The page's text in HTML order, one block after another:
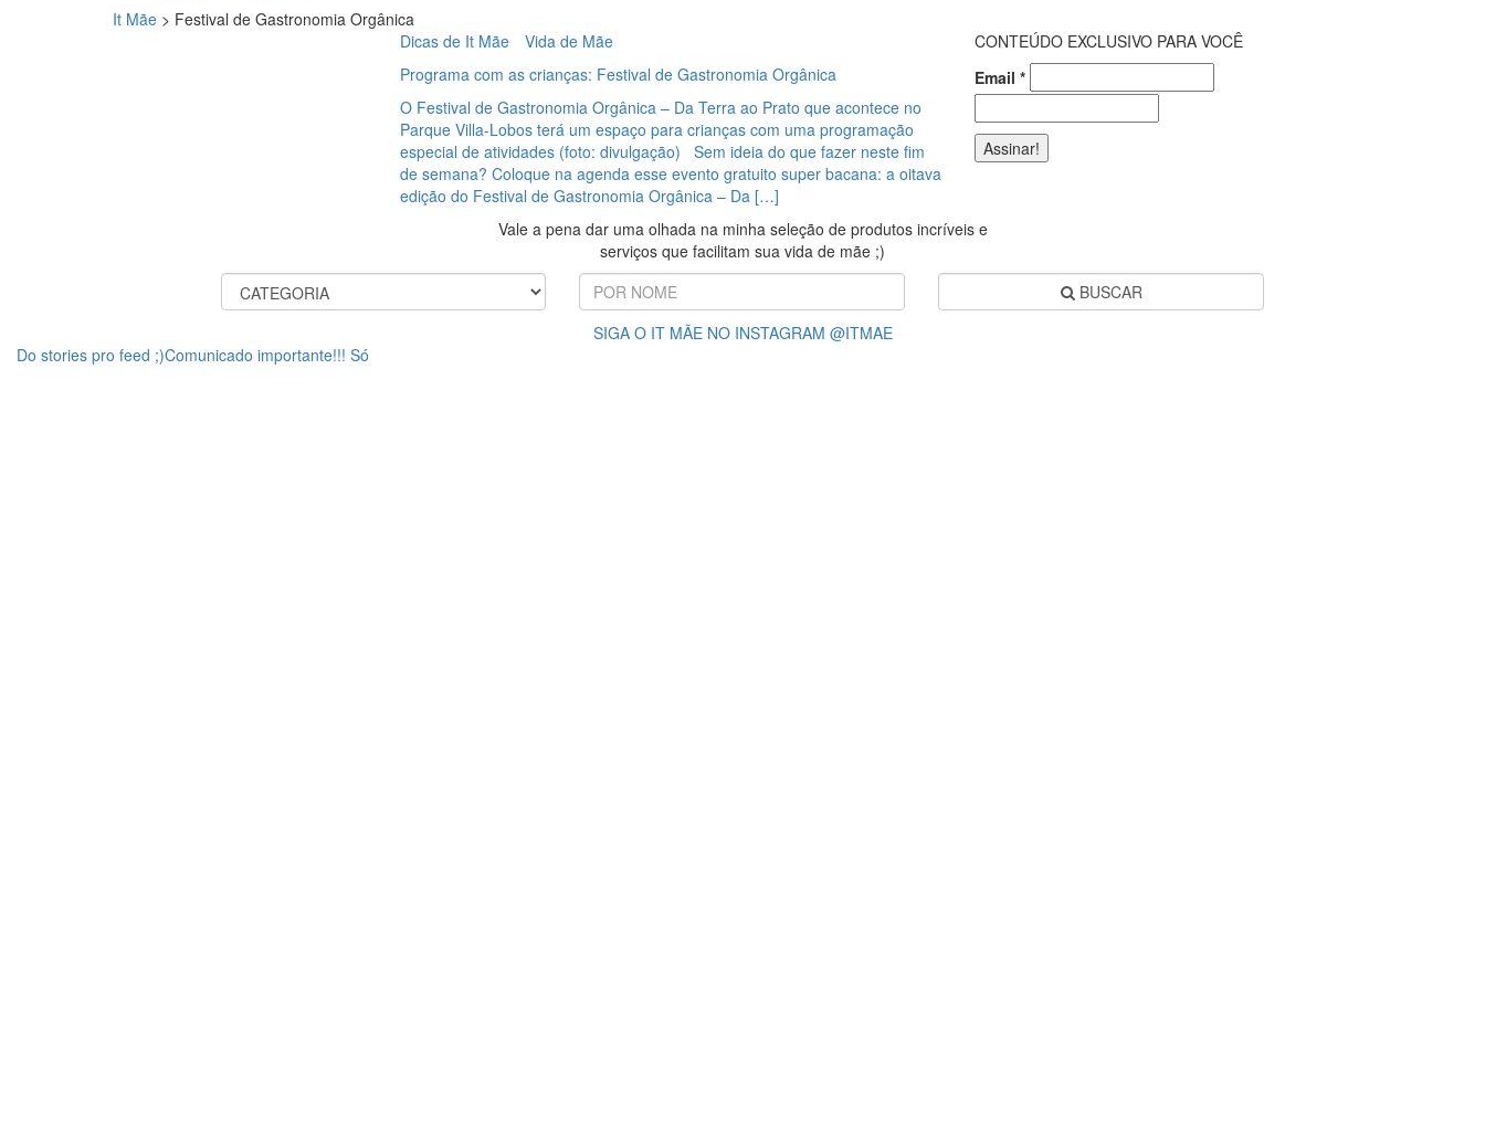
It Mãe > Festival de Gastronomia Orgânica
Dicas de It Mãe
Vida de Mãe
Programa com as crianças: Festival de Gastronomia Orgânica
O Festival de Gastronomia Orgânica – Da Terra ao Prato que acontece no
Parque Villa-Lobos terá um espaço para crianças com uma programação
especial de atividades (foto: divulgação) Sem ideia do que fazer neste fim
de semana? Coloque na agenda esse evento gratuito super bacana: a oitava
edição do Festival de Gastronomia Orgânica – Da […]
CONTEÚDO EXCLUSIVO PARA VOCÊ
Email *
Vale a pena dar uma olhada na minha seleção de produtos incríveis e
serviços que facilitam sua vida de mãe ;)
BUSCAR
SIGA O IT MÃE NO INSTAGRAM @ITMAE
Do stories pro feed ;)Comunicado importante!!! Só